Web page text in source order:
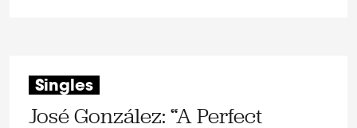
Singles
José González: “A Perfect